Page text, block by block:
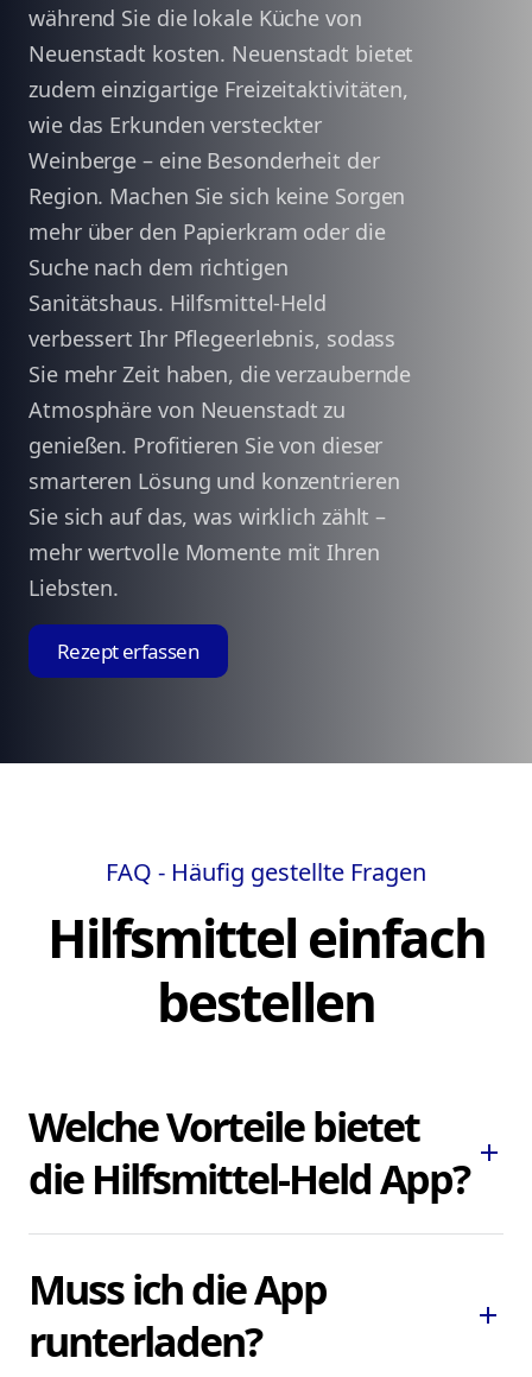
während Sie die lokale Küche von
Neuenstadt kosten. Neuenstadt bietet
zudem einzigartige Freizeitaktivitäten,
wie das Erkunden versteckter
Weinberge – eine Besonderheit der
Region. Machen Sie sich keine Sorgen
mehr über den Papierkram oder die
Suche nach dem richtigen
Sanitätshaus. Hilfsmittel-Held
verbessert Ihr Pflegeerlebnis, sodass
Sie mehr Zeit haben, die verzaubernde
Atmosphäre von Neuenstadt zu
genießen. Profitieren Sie von dieser
smarteren Lösung und konzentrieren
Sie sich auf das, was wirklich zählt –
mehr wertvolle Momente mit Ihren
Liebsten.
Rezept erfassen
FAQ - Häufig gestellte Fragen
Hilfsmittel einfach
bestellen
Welche Vorteile bietet
die Hilfsmittel-Held App? add
Ihnen, dringend benötigte Pflegehilfsmittel
und Hilfsmittel schnell und bequem zu
bestellen, ohne lokale Sanitätshäuser
Muss ich die App
runterladen?
add